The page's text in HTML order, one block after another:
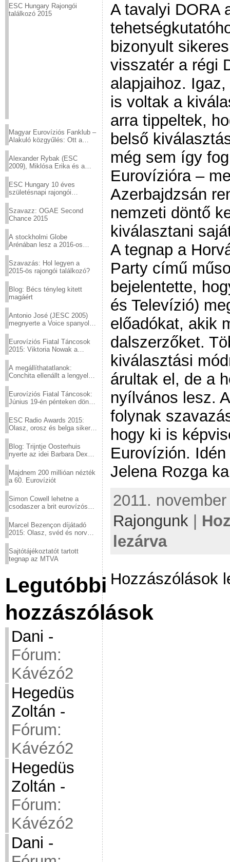
ESC Hungary Rajongói
találkozó 2015
Magyar Eurovíziós Fanklub –
Alakuló közgyűlés: Ott a
Alexander Rybak (ESC
2009), Miklósa Erika és a
sztárjai a Margitszigeten
ESC Hungary 10 éves
születésnapi rajongói
Szavazz: OGAE Second
Chance 2015
A stockholmi Globe
Arénában lesz a 2016-os
Szavazás: Hol legyen a
2015-ös rajongói találkozó?
Blog: Bécs tényleg kitett
magáért
Antonio José (JESC 2005)
megnyerte a Voice spanyol
Eurovíziós Fiatal Táncosok
2015: Viktoria Nowak a
A megállíthatatlanok:
Conchita ellenállt a lengyel
Eurovíziós Fiatal Táncosok:
Június 19-én pénteken döntő
ESC Radio Awards 2015:
Olasz, orosz és belga siker,
Blog: Trijntje Oosterhuis
nyerte az idei Barbara Dex
Majdnem 200 millióan nézték
a 60. Eurovíziót
Simon Cowell lehetne a
csodaszer a brit eurovízós
Marcel Bezençon díjátadó
2015: Olasz, svéd és norvég
Sajtótájékoztatót tartott
tegnap az MTVA
Legutóbbi
hozzászólások
Dani -
Fórum:
Kávézó2
Hegedüs
Zoltán -
Fórum:
Kávézó2
Hegedüs
Zoltán -
Fórum:
Kávézó2
Dani -
A tavalyi DORA
bizonyult
visszatér a régi
alapjaihoz.
is voltak a
arra tippeltek,
belső
még sem így
Eurovízióra –
Azerbajdzsán
nemzeti döntő
kiválasztani
A tegnap a
Party című
bejelentette,
és Televízió)
előadókat, akik
dalszerzőket.
kiválasztási
árultak el, de a
nyílvános lesz.
folynak
hogy ki is
Eurovízión.
Jelena Rozga
2011.
Rajongunk
lezárva
Hozzászólások